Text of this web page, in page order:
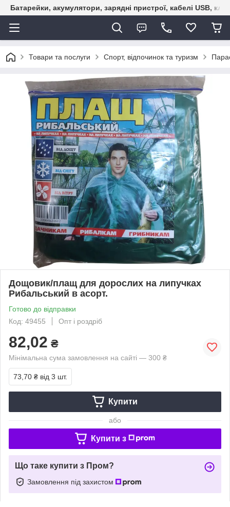
Батарейки, акумулятори, зарядні пристрої, кабелі USB,
Товари та послуги Спорт, відпочинок та туризм
Дощовик/плащ для дорослих на липучках
Рибальський в асорт.
Готово до відправки
Код: 49455
Опт і роздріб
82,02 ₴
Мінімальна сума замовлення на сайті — 300 ₴
73,70 ₴ від 3 шт.
Купити
або
Купити з
Що таке купити з Пром?
Замовлення під захистом